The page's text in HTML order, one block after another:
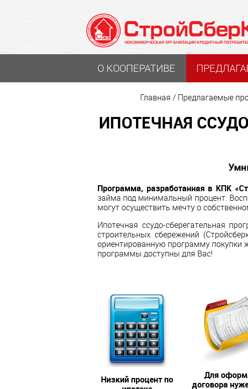
О КООПЕРАТИВЕ
Главная / Предлагаемые
ИПОТЕЧНАЯ
Программа, разработанная в КПК
займа под минимальный процент.
могут осуществить мечту о
Ипотечная ссудо-сберегательная
строительных сбережений
ориентированную программу покупки
программы доступны для Вас!
Низкий процент по
Для
договора